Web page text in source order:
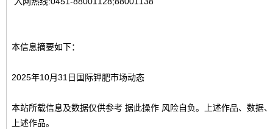
本信息摘要如下：
2025年10月31日国际钾肥市场动态
本站所载信息及数据仅供参考 据此操作 风险自负。上述作品、数据
上述作品。